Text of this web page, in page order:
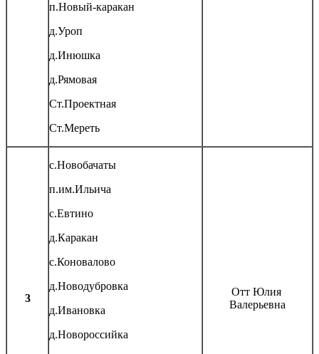
п.Новый-каракан
д.Уроп
д.Инюшка
д.Рямовая
Ст.Проектная
Ст.Мереть
3
с.Новобачаты
п.им.Ильича
с.Евтино
д.Каракан
с.Коновалово
д.Новодубровка
д.Ивановка
д.Новороссийка
Отт Юлия
Валерьевна